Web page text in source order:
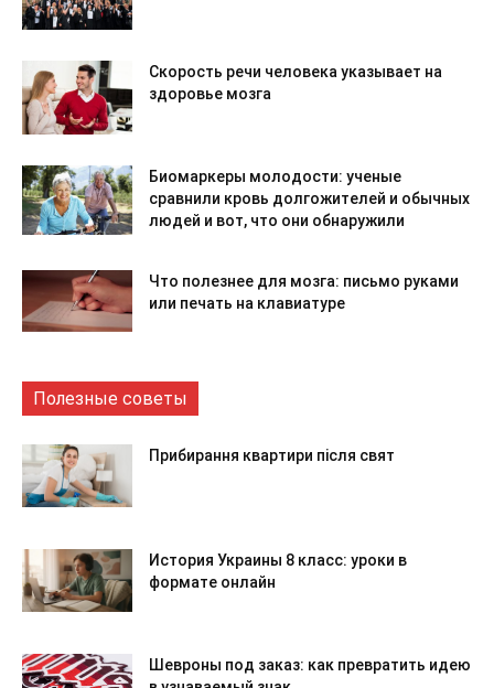
Скорость речи человека указывает на
здоровье мозга
Биомаркеры молодости: ученые
сравнили кровь долгожителей и обычных
людей и вот, что они обнаружили
Что полезнее для мозга: письмо руками
или печать на клавиатуре
Полезные советы
Прибирання квартири після свят
История Украины 8 класс: уроки в
формате онлайн
Шевроны под заказ: как превратить идею